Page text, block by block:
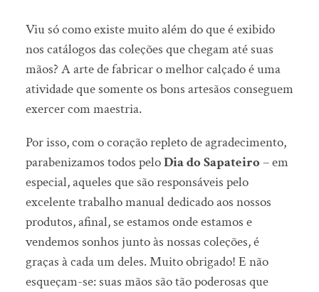
Viu só como existe muito além do que é exibido
nos catálogos das coleções que chegam até suas
mãos? A arte de fabricar o melhor calçado é uma
atividade que somente os bons artesãos conseguem
exercer com maestria.
Por isso, com o coração repleto de agradecimento,
parabenizamos todos peloDia do Sapateiro– em
especial, aqueles que são responsáveis pelo
excelente trabalho manual dedicado aos nossos
produtos, afinal, se estamos onde estamos e
vendemos sonhos junto às nossas coleções, é
graças à cada um deles. Muito obrigado! E não
esqueçam-se: suas mãos são tão poderosas que